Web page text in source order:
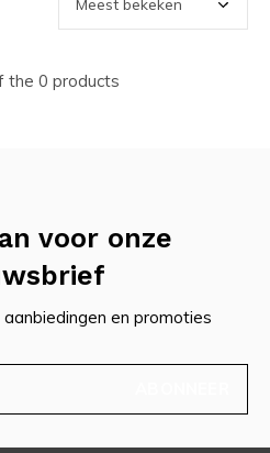
the 0 products
voor onze
en promoties